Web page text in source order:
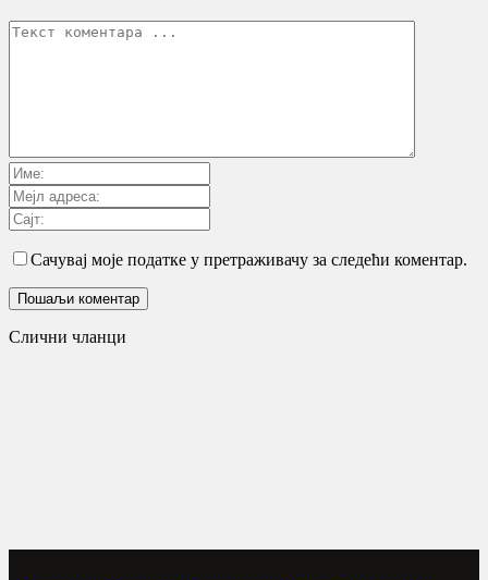
Сачувај моје податке у претраживачу за следећи коментар.
Слични чланци